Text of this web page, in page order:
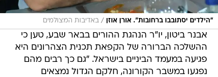
"הילדים יסתובבו ברחובות". אורן אוזן / באדיבות המצולמים
אבנר ביטון, יו"ר הנהגת ההורים בבאר שבע, טען כי
ההשלכה הברורה של הקפאת תכנית הצהרונים היא
פגיעה במעמד הביניים בישראל. "גם כך רבים מהם
נפגעו במשבר הקורונה, חלקם הגדול נמצאים